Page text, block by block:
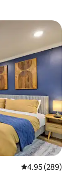
5 ರಲ್ಲಿ 4.95
4.95 (289)